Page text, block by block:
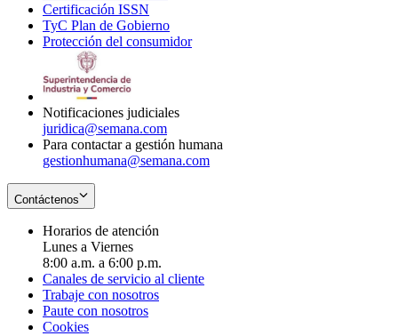
new
window
Certificación ISSN
in
new
TyC Plan de Gobierno
in
Protección del consumidorOpens
Notificaciones judiciales
juridica@semana.com
Para contactar a gestión humana
gestionhumana@semana.com
Contáctenos
Horarios de atención
Lunes a Viernes
8:00 a.m. a 6:00 p.m.
Canales de servicio al cliente
Trabaje con nosotros
Paute con nosotros
Cookies